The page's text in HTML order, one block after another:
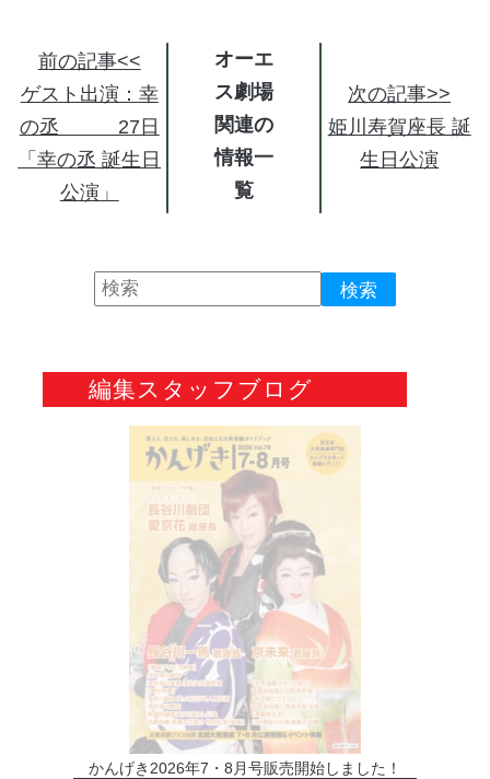
前の記事<<
ゲスト出演：幸
の丞 27日
「幸の丞 誕生日
公演」
オーエ
ス劇場
関連の
情報
次の記事>>
姫川寿賀座長 誕
生日公演
編集スタッフブログ
かんげき2026年7・8月号販売開始しました！